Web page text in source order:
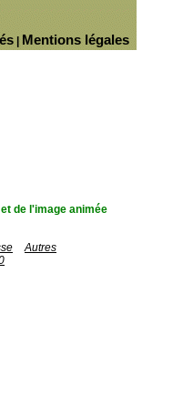
Mentions légales
de l'image animée
Autres